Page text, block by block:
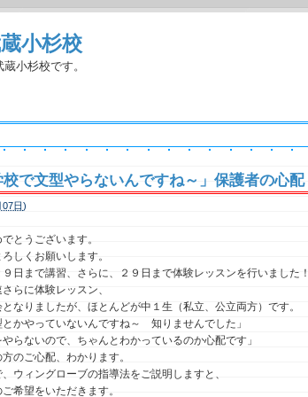
小杉校
小杉校です。
校で文型やらないんですね～」保護者の心配
日)
とうございます。
しくお願いします。
日まで講習、さらに、２９日まで体験レッスンを行いました
らに体験レッスン、
なりましたが、ほとんどが中１生（私立、公立両方）です。
とかやっていないんですね～ 知りませんでした」
やらないので、ちゃんとわかっているのか心配です」
のご心配、わかります。
ウィングローブの指導法をご説明しますと、
希望をいただきます。